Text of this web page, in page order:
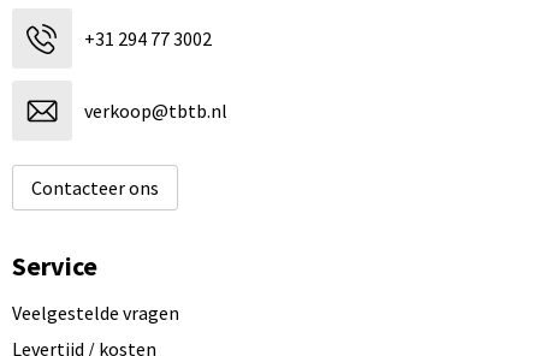
+31 294 77 3002
verkoop@tbtb.nl
Contacteer ons
Service
Veelgestelde vragen
Levertijd / kosten